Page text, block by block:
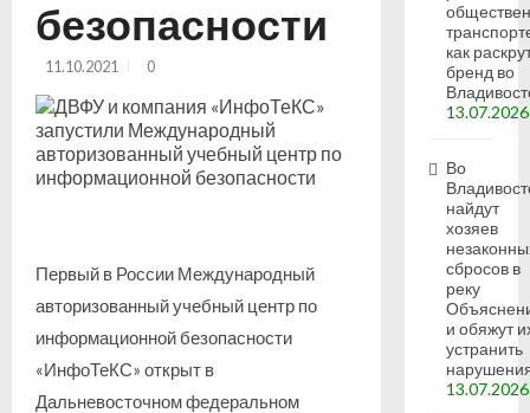
безопасности
11.10.2021 0
Первый в России Международный
авторизованный учебный центр по
информационной безопасности
«ИнфоТеКС» открыт в
Дальневосточном федеральном
как
бренд во
13.07.2026
Во
найдут
хозяев
сбросов в
реку
и обяжут
устранить
13.07.2026